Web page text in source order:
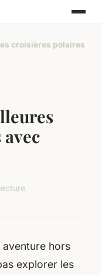
croisières polaires
hors
explorer les